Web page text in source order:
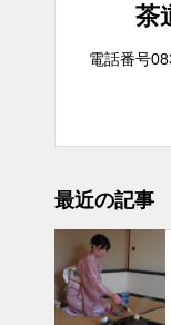
茶
電話番号
最近の記事